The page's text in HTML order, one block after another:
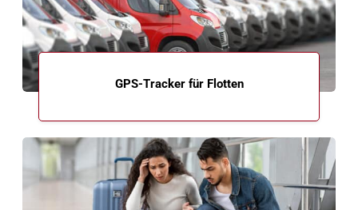
GPS-Tracker für Flotten